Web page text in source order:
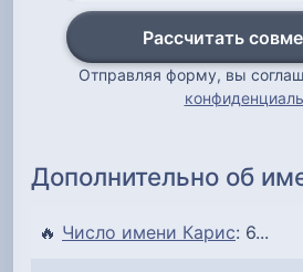
Рассчитать
Отправляя форму, вы
Дополнительно об
🔥 Число имени Карис: 6...